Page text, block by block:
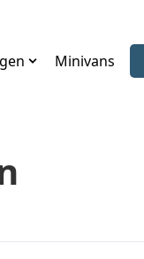
Minivans